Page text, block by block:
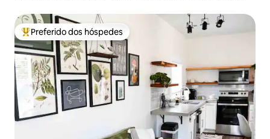
Entre os melhores preferidos dos hóspedes
Preferido dos hóspedes